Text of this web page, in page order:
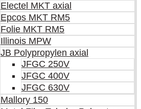
Electel MKT axial
Epcos MKT RM5
Folie MKT RM5
Illinois MPW
JB Polypropylen axial
JFGC 250V
JFGC 400V
JFGC 630V
Mallory 150